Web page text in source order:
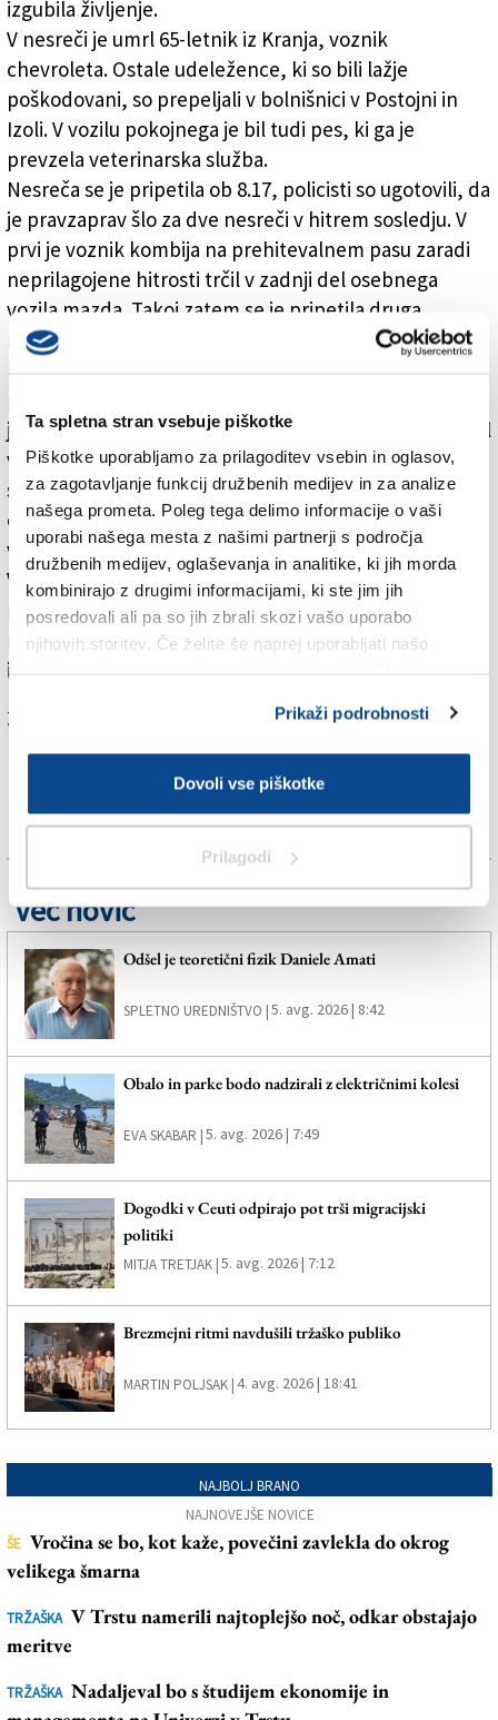
Ta spletna stran vsebuje piškotke
Piškotke uporabljamo za prilagoditev vsebin in oglasov,
za zagotavljanje funkcij družbenih medijev in za analize
našega prometa. Poleg tega delimo informacije o vaši
uporabi našega mesta z našimi partnerji s področja
družbenih medijev, oglaševanja in analitike, ki jih morda
kombinirajo z drugimi informacijami, ki ste jim jih
posredovali ali pa so jih zbrali skozi vašo uporabo
njihovih storitev. Če želite še naprej uporabljati našo
Prikaži podrobnosti
Dovoli vse piškotke
Prilagodi
izgubila življenje.
V nesreči je umrl 65-letnik iz Kranja, voznik
chevroleta. Ostale udeležence, ki so bili lažje
poškodovani, so prepeljali v bolnišnici v Postojni in
Izoli. V vozilu pokojnega je bil tudi pes, ki ga je
prevzela veterinarska služba.
Nesreča se je pripetila ob 8.17, policisti so ugotovili, da
je pravzaprav šlo za dve nesreči v hitrem sosledju. V
prvi je voznik kombija na prehitevalnem pasu zaradi
neprilagojene hitrosti trčil v zadnji del osebnega
vozila mazda. Takoj zatem se je pripetila druga
nesreča. Ko sta berlingo in chevrolet zmanjševala
hitrost, da bi se izognila posledicam prve nesreče, je
je zaradi neprilagojene hitrosti trčil najprej v zadnji del
vozila chevrolet, nato v berlingo. Trčenje je bilo
silovito. Obe vozili je močno odbilo, eno v varnostno
ograjo, drugo izven cestišča. Chevrolet je pri tem trčil
v kombi, ki je bil udeležen v prvi nesreči.
Vozniku kombija, 51-letniku z okolice Maribora, ki je
povzročil prvo nesrečo sledi plačilni nalog zaradi
neprilagojene hitrosti, 57-letnemu vozniku avtobusa
iz Žužemberka pa kazenska ovadba.
Za branje in pisanje komentarjevje potrebna prijava
Več novic
Odšel je teoretični fizik Daniele Amati
SPLETNO UREDNIŠTVO |5. avg. 2026 | 8:42
Obalo in parke bodo nadzirali z električnimi kolesi
EVA SKABAR |5. avg. 2026 | 7:49
Dogodki v Ceuti odpirajo pot trši migracijski
politiki
MITJA TRETJAK |5. avg. 2026 | 7:12
Brezmejni ritmi navdušili tržaško publiko
MARTIN POLJSAK |4. avg. 2026 | 18:41
NAJBOLJ BRANO
NAJNOVEJŠE NOVICE
ŠE Vročina se bo, kot kaže, povečini zavlekla do okrog
velikega šmarna
TRŽAŠKA V Trstu namerili najtoplejšo noč, odkar obstajajo
meritve
TRŽAŠKA Nadaljeval bo s študijem ekonomije in